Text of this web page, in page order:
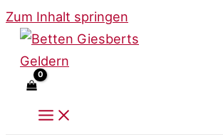
Zum Inhalt springen